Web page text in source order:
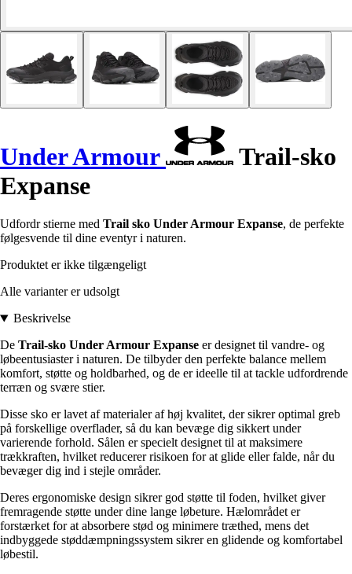
Under Armour
Trail-sko
Expanse
Udfordr stierne med Trail sko Under Armour Expanse, de perfekte
følgesvende til dine eventyr i naturen.
Produktet er ikke tilgængeligt
Alle varianter er udsolgt
Beskrivelse
De Trail-sko Under Armour Expanse er designet til vandre- og
løbeentusiaster i naturen. De tilbyder den perfekte balance mellem
komfort, støtte og holdbarhed, og de er ideelle til at tackle udfordrende
terræn og svære stier.
Disse sko er lavet af materialer af høj kvalitet, der sikrer optimal greb
på forskellige overflader, så du kan bevæge dig sikkert under
varierende forhold. Sålen er specielt designet til at maksimere
trækkraften, hvilket reducerer risikoen for at glide eller falde, når du
bevæger dig ind i stejle områder.
Deres ergonomiske design sikrer god støtte til foden, hvilket giver
fremragende støtte under dine lange løbeture. Hælområdet er
forstærket for at absorbere stød og minimere træthed, mens det
indbyggede støddæmpningssystem sikrer en glidende og komfortabel
løbestil.